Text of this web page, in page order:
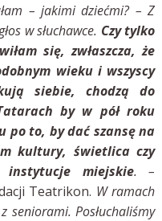
– jakimi dziećmi? – Z
w słuchawce. Czy tylko
się, zwłaszcza, że
wieku i wszyscy
siebie, chodzą do
by w pół roku
po to, by dać szansę na
kultury, świetlica czy
miejskie. –
Teatrikon. W ramach
seniorami. Posłuchaliśmy